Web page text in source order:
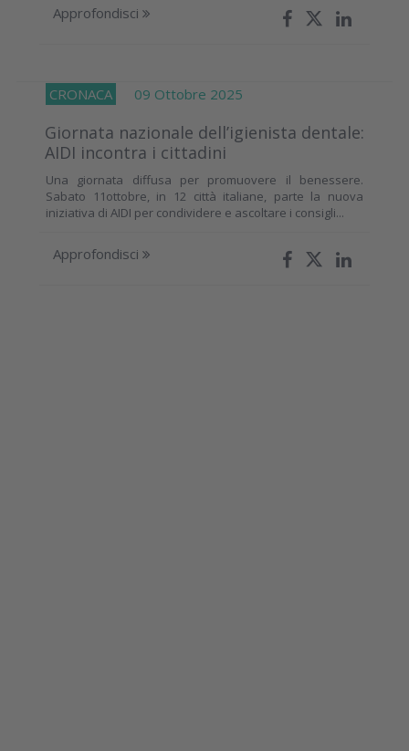
Approfondisci
CRONACA 09 Ottobre 2025
Giornata nazionale dell’igienista dentale:
AIDI incontra i cittadini
Una giornata diffusa per promuovere il benessere.
Sabato 11ottobre, in 12 città italiane, parte la nuova
iniziativa di AIDI per condividere e ascoltare i consigli...
Approfondisci